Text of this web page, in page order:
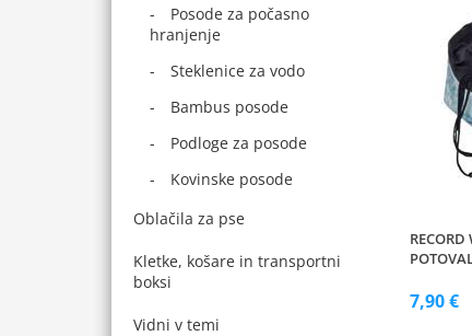
Posode za počasno
hranjenje
Steklenice za vodo
Bambus posode
Podloge za posode
Kovinske posode
Oblačila za pse
Kletke, košare in transportni
boksi
Vidni v temi
RECORD
7,90 €